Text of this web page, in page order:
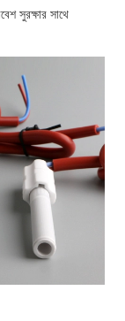
সুরক্ষার সাথে